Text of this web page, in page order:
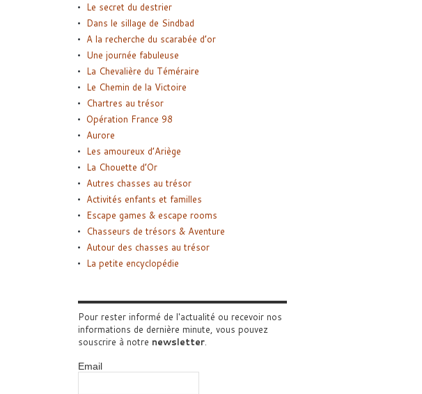
Le secret du destrier
Dans le sillage de Sindbad
A la recherche du scarabée d’or
Une journée fabuleuse
La Chevalière du Téméraire
Le Chemin de la Victoire
Chartres au trésor
Opération France 98
Aurore
Les amoureux d’Ariège
La Chouette d’Or
Autres chasses au trésor
Activités enfants et familles
Escape games & escape rooms
Chasseurs de trésors & Aventure
Autour des chasses au trésor
La petite encyclopédie
Pour rester informé de l'actualité ou recevoir nos
informations de dernière minute, vous pouvez
souscrire à notre newsletter.
Email